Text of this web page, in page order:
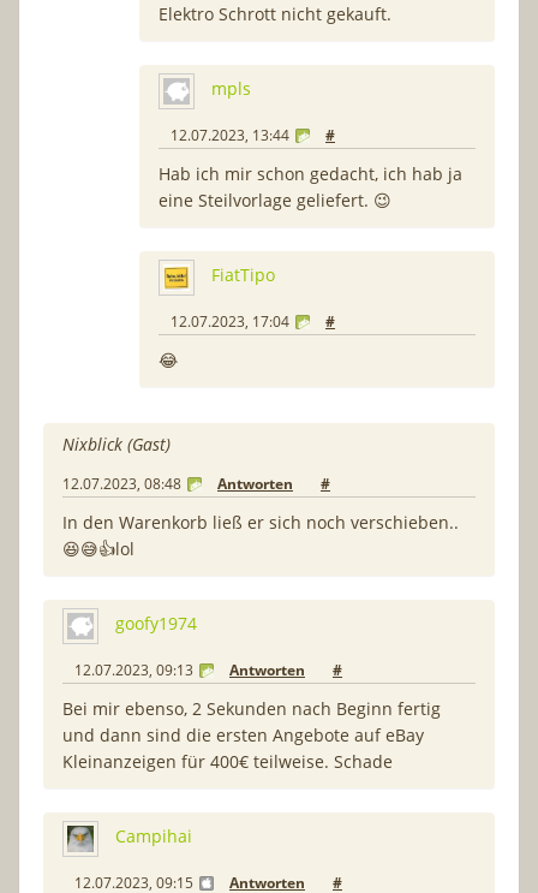
Elektro Schrott nicht gekauft.
mpls
12.07.2023, 13:44 #
Hab ich mir schon gedacht, ich hab ja
eine Steilvorlage geliefert. 😉
FiatTipo
12.07.2023, 17:04 #
😂
Nixblick (Gast)
12.07.2023, 08:48 Antworten #
In den Warenkorb ließ er sich noch verschieben..
😆😅👍lol
goofy1974
12.07.2023, 09:13 Antworten #
Bei mir ebenso, 2 Sekunden nach Beginn fertig
und dann sind die ersten Angebote auf eBay
Kleinanzeigen für 400€ teilweise. Schade
Campihai
12.07.2023, 09:15 Antworten #